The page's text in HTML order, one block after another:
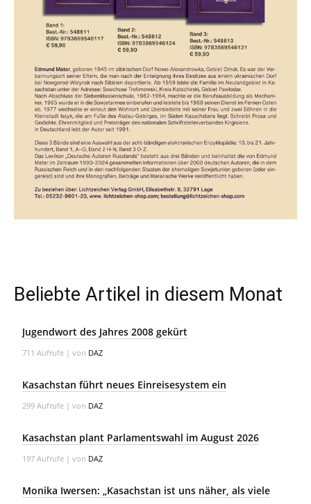
Beliebte Artikel in diesem Monat
Jugendwort des Jahres 2008 gekürt
711 Aufrufe | von DAZ
Kasachstan führt neues Einreisesystem ein
299 Aufrufe | von DAZ
Kasachstan plant Parlamentswahl im August 2026
197 Aufrufe | von DAZ
Monika Iwersen: „Kasachstan ist uns näher, als viele